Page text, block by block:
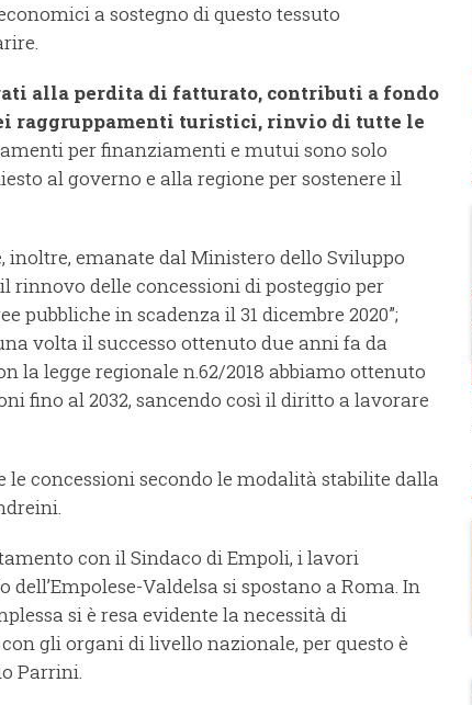
a sostegno di questo tessuto
alla perdita di fatturato, contributi a fondo
raggruppamenti turistici, rinvio di tutte le
per finanziamenti e mutui sono solo
al governo e alla regione per sostenere il
inoltre, emanate dal Ministero dello Sviluppo
rinnovo delle concessioni di posteggio per
pubbliche in scadenza il 31 dicembre 2020”;
volta il successo ottenuto due anni fa da
la legge regionale n.62/2018 abbiamo ottenuto
fino al 2032, sancendo così il diritto a lavorare
concessioni secondo le modalità stabilite dalla
con il Sindaco di Empoli, i lavori
Valdelsa si spostano a Roma. In
si è resa evidente la necessità di
gli organi di livello nazionale, per questo è
Parrini.